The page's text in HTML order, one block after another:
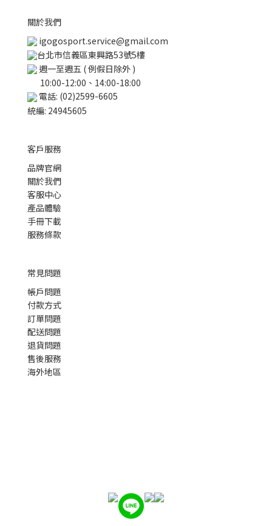
關於我們
igogosport.service@gmail.com
台北市信義區東興路53號5樓
週一至週五 ( 例假日除外 )
10:00-12:00、14:00-18:00
電話: (02)2599-6605
統編: 24945605
客戶服務
品牌官網
關於我們
客服中心
產品體驗
手冊下載
服務條款
常見問題
帳戶問題
付款方式
訂單問題
配送問題
退貨問題
售後服務
海外地區